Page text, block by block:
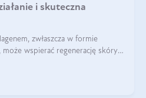
i skuteczna
zwłaszcza w formie
wspierać regenerację skóry i